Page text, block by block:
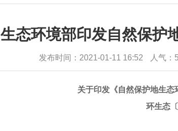
生态环境部印发自然保护
发布时间：2021-01-11 16:52 人气：
关于印发《自然保护地生
环生态